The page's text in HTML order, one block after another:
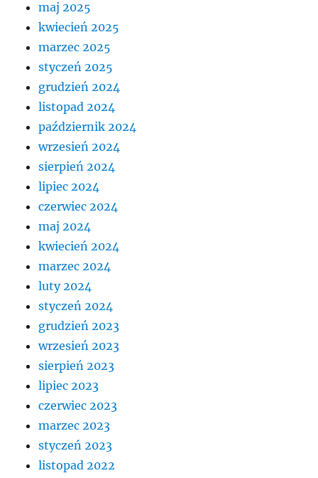
maj 2025
kwiecień 2025
marzec 2025
styczeń 2025
grudzień 2024
listopad 2024
październik 2024
wrzesień 2024
sierpień 2024
lipiec 2024
czerwiec 2024
maj 2024
kwiecień 2024
marzec 2024
luty 2024
styczeń 2024
grudzień 2023
wrzesień 2023
sierpień 2023
lipiec 2023
czerwiec 2023
marzec 2023
styczeń 2023
listopad 2022